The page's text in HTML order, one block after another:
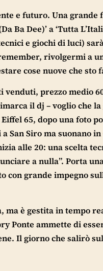
e futuro. Una grande
Ba Dee)’ a ‘Tutta
e giochi di luci)
rivolgermi a
cose nuove che sto
prezzo medio
il dj – voglio che
65, dopo una foto
San Siro ma suonano
alle 20: una scelta
a nulla”. Porta
con grande impegno
ma è gestita in tempo
Ponte ammette di
Il giorno che salirò